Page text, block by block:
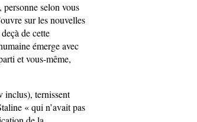
selon vous
sur les nouvelles
de cette
émerge avec
et vous-même,
inclus), ternissent
« qui n’avait pas